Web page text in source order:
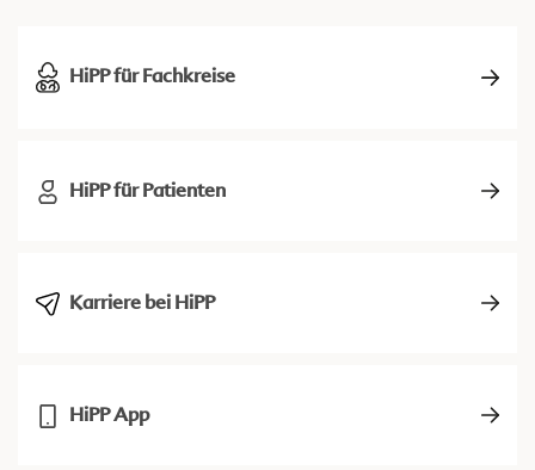
HiPP für Fachkreise
HiPP für Patienten
Karriere bei HiPP
HiPP App